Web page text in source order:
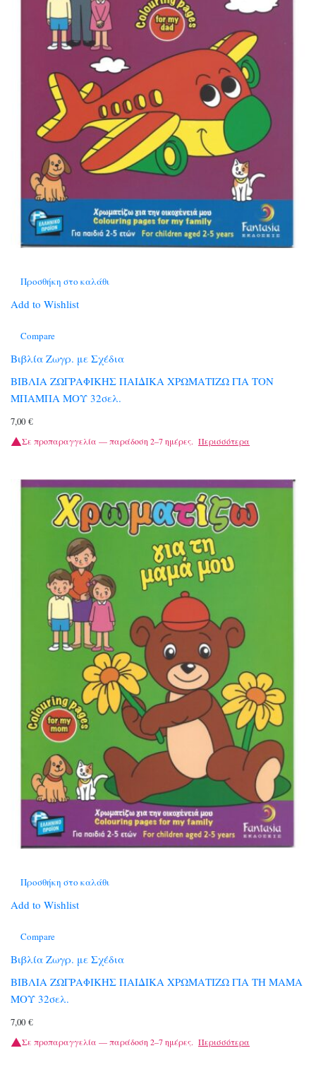
Προσθήκη στο καλάθι
Add to Wishlist
Compare
Βιβλία Ζωγρ. με Σχέδια
ΒΙΒΛΙΑ ΖΩΓΡΑΦΙΚΗΣ ΠΑΙΔΙΚΑ ΧΡΩΜΑΤΙΖΩ ΓΙΑ ΤΟΝ
ΜΠΑΜΠΑ ΜΟΥ 32σελ.
7,00 €
Σε προπαραγγελία — παράδοση 2–7 ημέρες. Περισσότερα
Προσθήκη στο καλάθι
Add to Wishlist
Compare
Βιβλία Ζωγρ. με Σχέδια
ΒΙΒΛΙΑ ΖΩΓΡΑΦΙΚΗΣ ΠΑΙΔΙΚΑ ΧΡΩΜΑΤΙΖΩ ΓΙΑ ΤΗ ΜΑΜΑ
ΜΟΥ 32σελ.
7,00 €
Σε προπαραγγελία — παράδοση 2–7 ημέρες. Περισσότερα